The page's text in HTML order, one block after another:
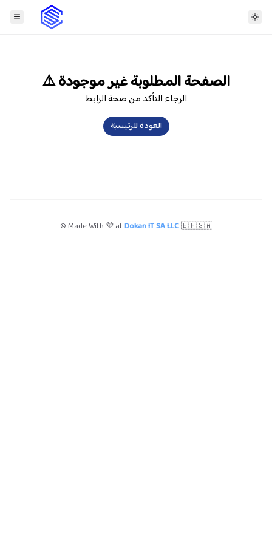
⚠️ الصفحة المطلوبة غير موجودة
الرجاء التأكد من صحة الرابط
العودة للرئيسية
© Made With 💜 atDokan IT SA LLC🇧🇭🇸🇦